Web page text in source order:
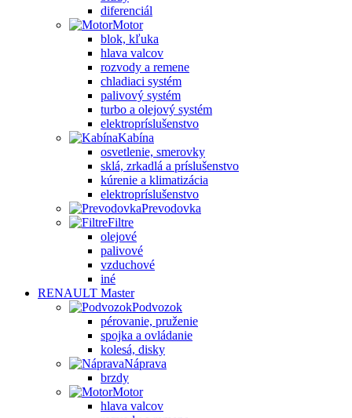
diferenciál
Motor
blok, kľuka
hlava valcov
rozvody a remene
chladiaci systém
palivový systém
turbo a olejový systém
elektropríslušenstvo
Kabína
osvetlenie, smerovky
sklá, zrkadlá a príslušenstvo
kúrenie a klimatizácia
elektropríslušenstvo
Prevodovka
Filtre
olejové
palivové
vzduchové
iné
RENAULT Master
Podvozok
pérovanie, pruženie
spojka a ovládanie
kolesá, disky
Náprava
brzdy
Motor
hlava valcov